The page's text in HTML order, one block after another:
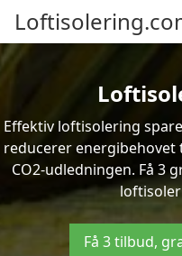
Effektiv loftisolering
reducerer
CO2-udledningen. Få 3
Få 3 tilbud,